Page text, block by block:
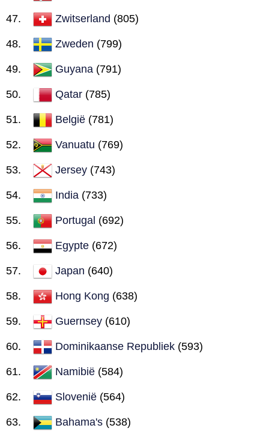
Zwitserland (805)
Zweden (799)
Guyana (791)
Qatar (785)
België (781)
Vanuatu (769)
Jersey (743)
India (733)
Portugal (692)
Egypte (672)
Japan (640)
Hong Kong (638)
Guernsey (610)
Dominikaanse Republiek (593)
Namibië (584)
Slovenië (564)
Bahama's (538)